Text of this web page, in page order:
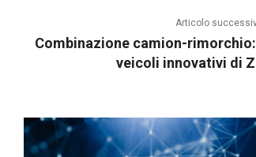
Articolo
Combinazione camion-
veicoli innovativi di